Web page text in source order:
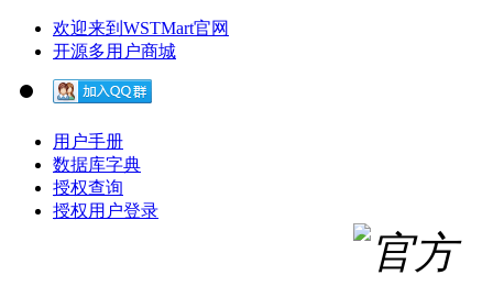
欢迎来到WSTMart官网
开源多用户商城
用户手册
数据库字典
授权查询
授权用户登录